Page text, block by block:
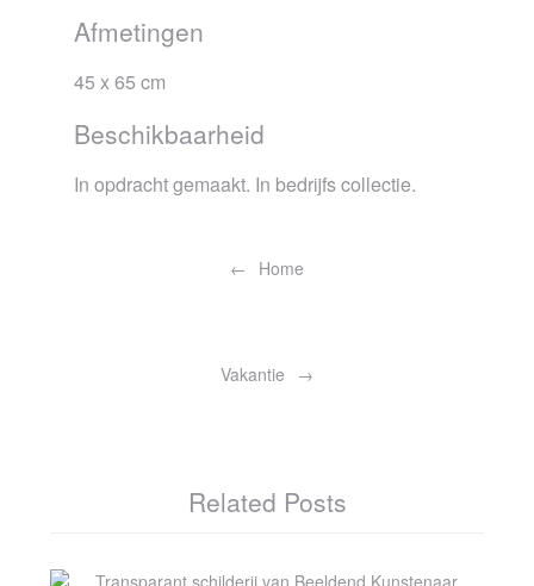
Afmetingen
45 x 65 cm
Beschikbaarheid
In opdracht gemaakt. In bedrijfs collectie.
Home
Vakantie
Related Posts